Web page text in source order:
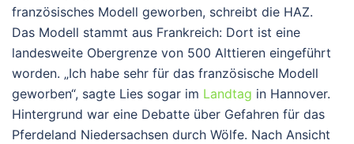
französisches Modell geworben, schreibt die HAZ.
Das Modell stammt aus Frankreich: Dort ist eine
landesweite Obergrenze von 500 Alttieren eingeführt
worden. „Ich habe sehr für das französische Modell
geworben“, sagte Lies sogar im Landtag in Hannover.
Hintergrund war eine Debatte über Gefahren für das
Pferdeland Niedersachsen durch Wölfe. Nach Ansicht